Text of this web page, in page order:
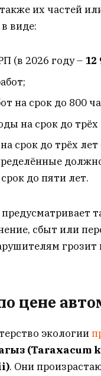
их частей
в виде:
(в 2026 году – 12
на срок до 800
на срок до трёх
срок до трёх
до пяти лет.
сбыт или
грозит
цене
экологии
(Taraxacum
. Они